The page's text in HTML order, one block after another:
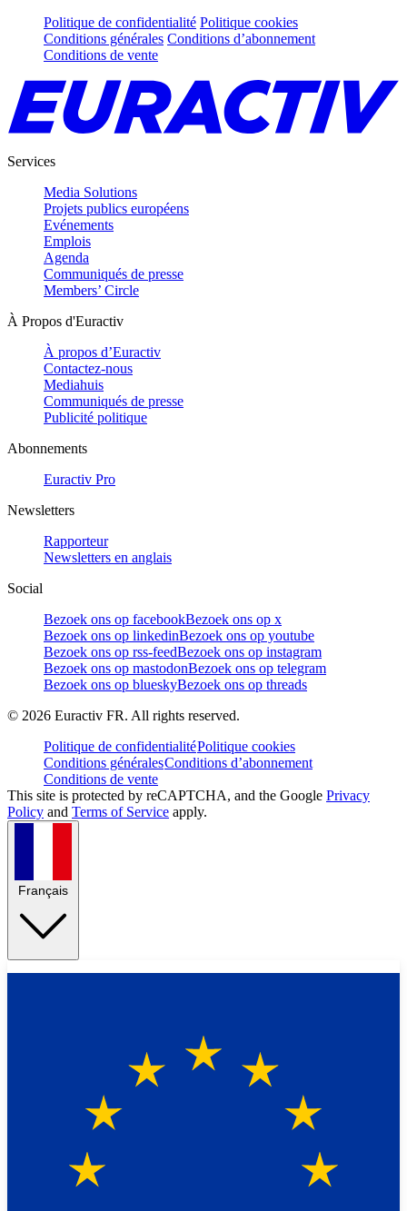
Politique de confidentialité Politique cookies
Conditions générales Conditions d’abonnement
Conditions de vente
Services
Media Solutions
Projets publics européens
Evénements
Emplois
Agenda
Communiqués de presse
Members’ Circle
À Propos d'Euractiv
À propos d’Euractiv
Contactez-nous
Mediahuis
Communiqués de presse
Publicité politique
Abonnements
Euractiv Pro
Newsletters
Rapporteur
Newsletters en anglais
Social
Bezoek ons op facebookBezoek ons op x
Bezoek ons op linkedinBezoek ons op youtube
Bezoek ons op rss-feedBezoek ons op instagram
Bezoek ons op mastodonBezoek ons op telegram
Bezoek ons op blueskyBezoek ons op threads
© 2026 Euractiv FR. All rights reserved.
Politique de confidentialitéPolitique cookies
Conditions généralesConditions d’abonnement
Conditions de vente
This site is protected by reCAPTCHA, and the Google Privacy
Policy and Terms of Service apply.
Français